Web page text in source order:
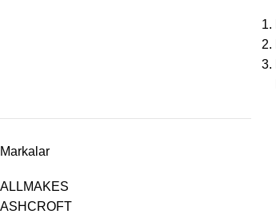
Markalar
ALLMAKES
ASHCROFT